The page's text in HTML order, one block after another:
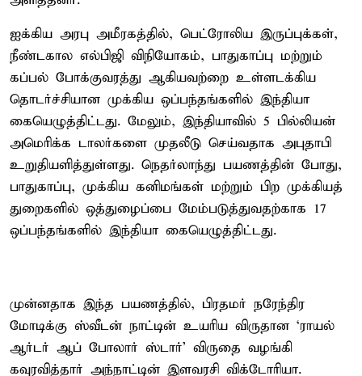
ஐக்கிய அரபு அமீரகத்தில், பெட்ரோலிய இருப்புக்கள்,
நீண்டகால எல்பிஜி விநியோகம், பாதுகாப்பு மற்றும்
கப்பல் போக்குவரத்து ஆகியவற்றை உள்ளடக்கிய
தொடர்ச்சியான முக்கிய ஒப்பந்தங்களில் இந்தியா
கையெழுத்திட்டது. மேலும், இந்தியாவில் 5 பில்லியன்
அமெரிக்க டாலர்களை முதலீடு செய்வதாக அபுதாபி
உறுதியளித்துள்ளது. நெதர்லாந்து பயணத்தின் போது,
பாதுகாப்பு, முக்கிய கனிமங்கள் மற்றும் பிற முக்கியத்
துறைகளில் ஒத்துழைப்பை மேம்படுத்துவதற்காக 17
ஒப்பந்தங்களில் இந்தியா கையெழுத்திட்டது.
முன்னதாக இந்த பயணத்தில், பிரதமர் நரேந்திர
மோடிக்கு ஸ்வீடன் நாட்டின் உயரிய விருதான ‘ராயல்
ஆர்டர் ஆப் போலார் ஸ்டார்’ விருதை வழங்கி
கவுரவித்தார் அந்நாட்டின் இளவரசி விக்டோரியா.